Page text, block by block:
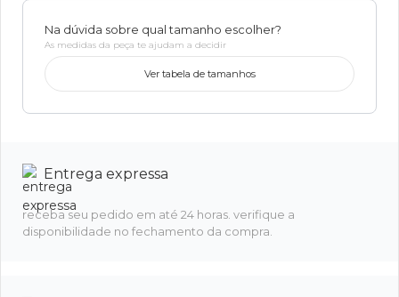
Na dúvida sobre qual tamanho escolher?
As medidas da peça te ajudam a decidir
Ver tabela de tamanhos
Entrega expressa
receba seu pedido em até 24 horas. verifique a
disponibilidade no fechamento da compra.